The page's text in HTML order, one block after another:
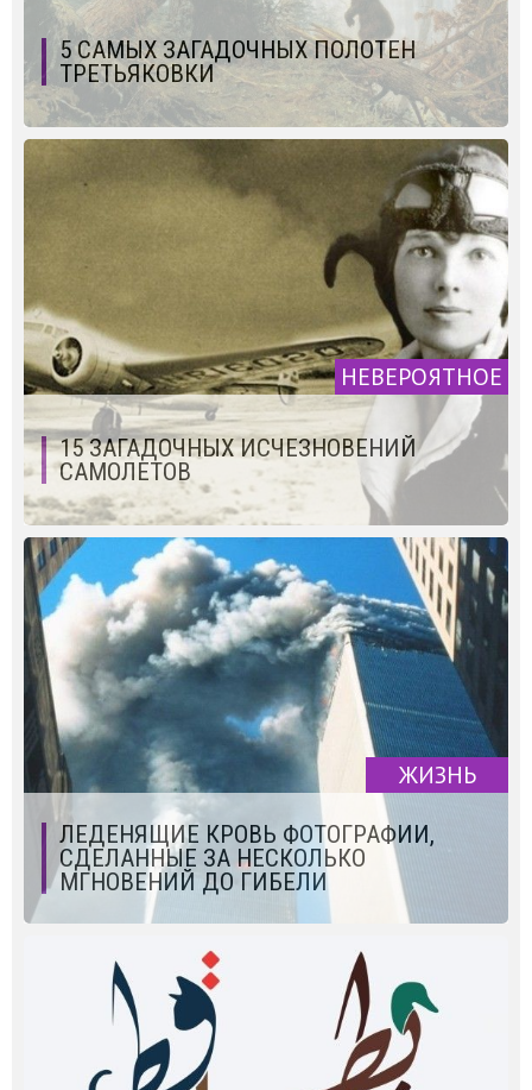
5 САМЫХ ЗАГАДОЧНЫХ ПОЛОТЕН
ТРЕТЬЯКОВКИ
НЕВЕРОЯТНОЕ
15 ЗАГАДОЧНЫХ ИСЧЕЗНОВЕНИЙ
САМОЛЕТОВ
ЖИЗНЬ
ЛЕДЕНЯЩИЕ КРОВЬ ФОТОГРАФИИ,
СДЕЛАННЫЕ ЗА НЕСКОЛЬКО
МГНОВЕНИЙ ДО ГИБЕЛИ